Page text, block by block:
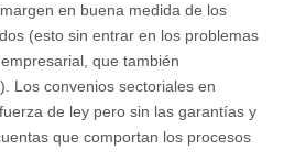
en buena medida de los
(esto sin entrar en los problemas
que también
Los convenios sectoriales en
de ley pero sin las garantías y
que comportan los procesos